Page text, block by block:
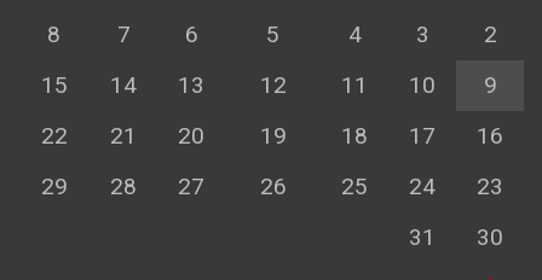
2
3
4
5
6
7
8
9
10
11
12
13
14
15
16
17
18
19
20
21
22
23
24
25
26
27
28
29
30
31